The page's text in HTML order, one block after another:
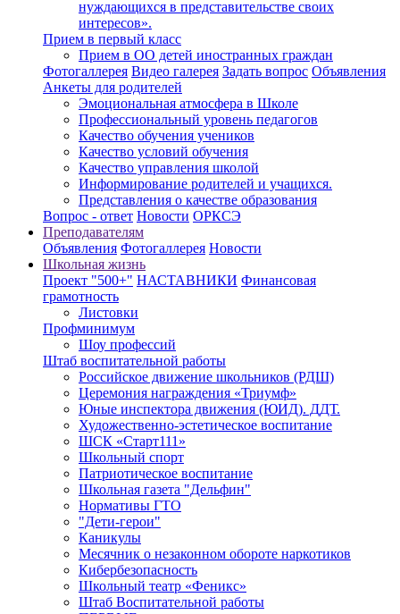
нуждающихся в представительстве своих
интересов».
Прием в первый класс
Прием в ОО детей иностранных граждан
Фотогаллерея Видео галерея Задать вопрос Объявления
Анкеты для родителей
Эмоциональная атмосфера в Школе
Профессиональный уровень педагогов
Качество обучения учеников
Качество условий обучения
Качество управления школой
Информирование родителей и учащихся.
Представления о качестве образования
Вопрос - ответ Новости ОРКСЭ
Преподавателям
Объявления Фотогаллерея Новости
Школьная жизнь
Проект "500+" НАСТАВНИКИ Финансовая
грамотность
Листовки
Профминимум
Шоу профессий
Штаб воспитательной работы
Российское движение школьников (РДШ)
Церемония награждения «Триумф»
Юные инспектора движения (ЮИД). ДДТ.
Художественно-эстетическое воспитание
ШСК «Старт111»
Школьный спорт
Патриотическое воспитание
Школьная газета "Дельфин"
Нормативы ГТО
"Дети-герои"
Каникулы
Месячник о незаконном обороте наркотиков
Кибербезопасность
Школьный театр «Феникс»
Штаб Воспитательной работы